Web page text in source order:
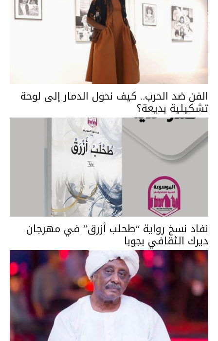
الفن ضد الحرب.. كيف نحول الدمار إلى لوحة
تشكيلية بديعة؟
نفاد نسخ رواية “طحلب أزرق” في مهرجان
ديرك الثقافي بجوبا